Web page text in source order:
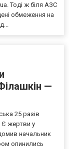
Тоді ж біля АЗС
обмеження на
—
25 разів
Є жертви у
начальник
опинились